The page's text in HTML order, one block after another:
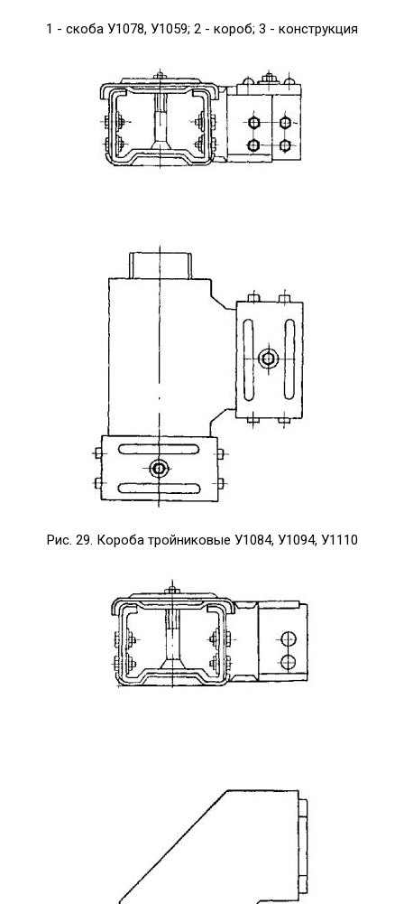
1 - скоба У1078, У1059; 2 - короб; 3 - конструкция
Рис. 29. Короба тройниковые У1084, У1094, У1110